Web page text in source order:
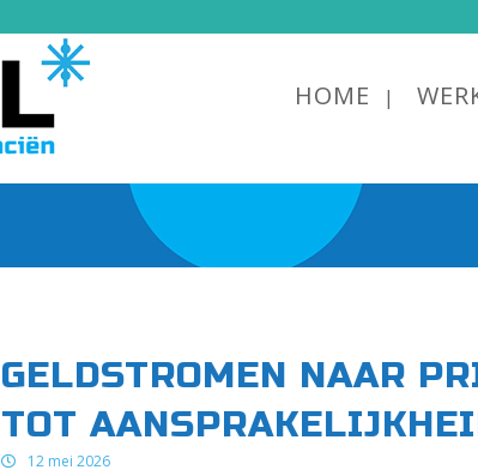
HOME
GELDSTROMEN NAAR
TOT
12 mei 2026